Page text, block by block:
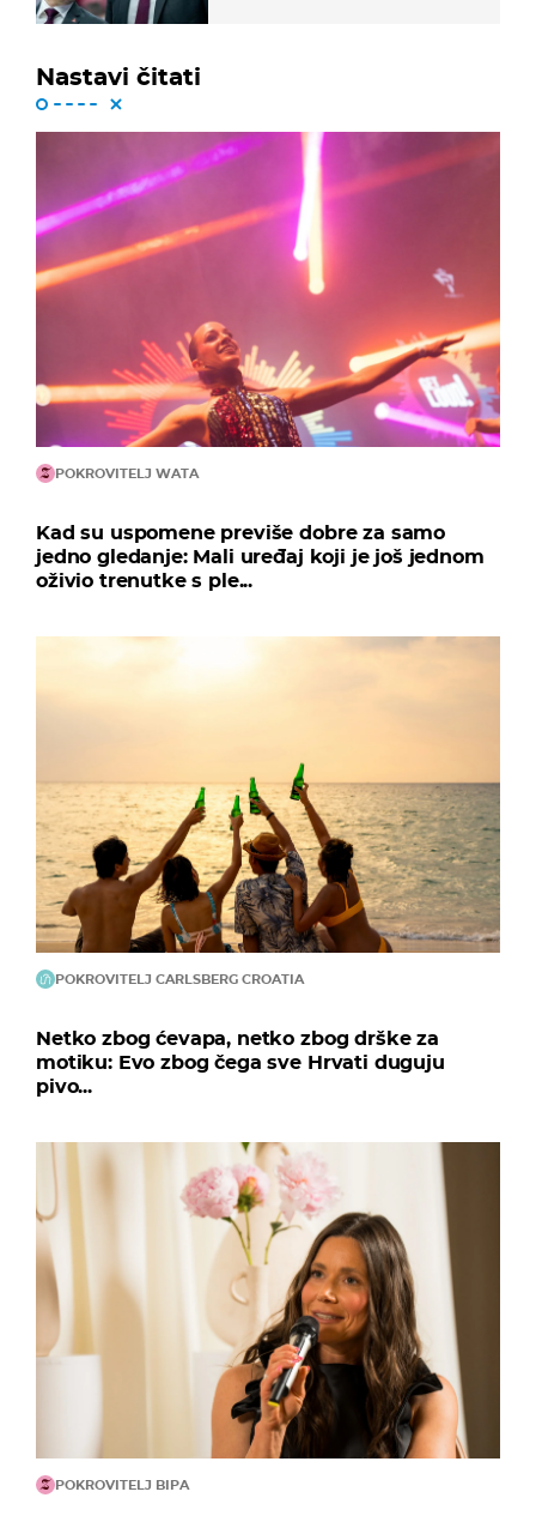
Nastavi čitati
POKROVITELJ WATA
Kad su uspomene previše dobre za samo
jedno gledanje: Mali uređaj koji je još jednom
oživio trenutke s ple...
POKROVITELJ CARLSBERG CROATIA
Netko zbog ćevapa, netko zbog drške za
motiku: Evo zbog čega sve Hrvati duguju
pivo...
POKROVITELJ BIPA